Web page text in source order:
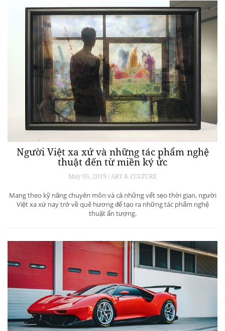
Người Việt xa xứ và những tác phẩm nghệ
thuật đến từ miền ký ức
May 05, 2019 / ART & CULTURE
Mang theo kỹ năng chuyên môn và cả những vết sẹo thời gian, người
Việt xa xứ nay trở về quê hương để tạo ra những tác phẩm nghệ
thuật ấn tượng.